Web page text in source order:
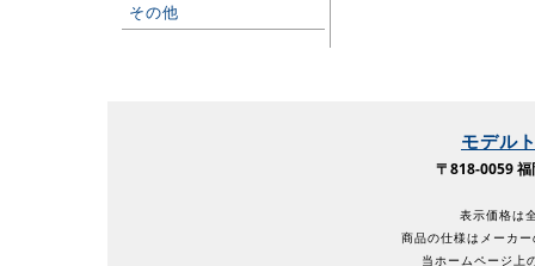
その他
モデル
〒818-0059
表示価格は
商品の仕様はメーカ
当ホームページ上